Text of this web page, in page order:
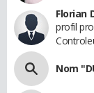
Florian
profil
Nom